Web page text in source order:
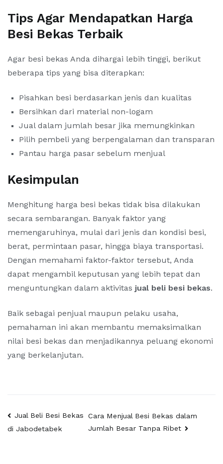
Tips Agar Mendapatkan Harga
Besi Bekas Terbaik
Agar besi bekas Anda dihargai lebih tinggi, berikut
beberapa tips yang bisa diterapkan:
Pisahkan besi berdasarkan jenis dan kualitas
Bersihkan dari material non-logam
Jual dalam jumlah besar jika memungkinkan
Pilih pembeli yang berpengalaman dan transparan
Pantau harga pasar sebelum menjual
Kesimpulan
Menghitung harga besi bekas tidak bisa dilakukan
secara sembarangan. Banyak faktor yang
memengaruhinya, mulai dari jenis dan kondisi besi,
berat, permintaan pasar, hingga biaya transportasi.
Dengan memahami faktor-faktor tersebut, Anda
dapat mengambil keputusan yang lebih tepat dan
menguntungkan dalam aktivitas jual beli besi bekas.
Baik sebagai penjual maupun pelaku usaha,
pemahaman ini akan membantu memaksimalkan
nilai besi bekas dan menjadikannya peluang ekonomi
yang berkelanjutan.
Post
Jual Beli Besi Bekas
di Jabodetabek
Cara Menjual Besi Bekas dalam
Jumlah Besar Tanpa Ribet